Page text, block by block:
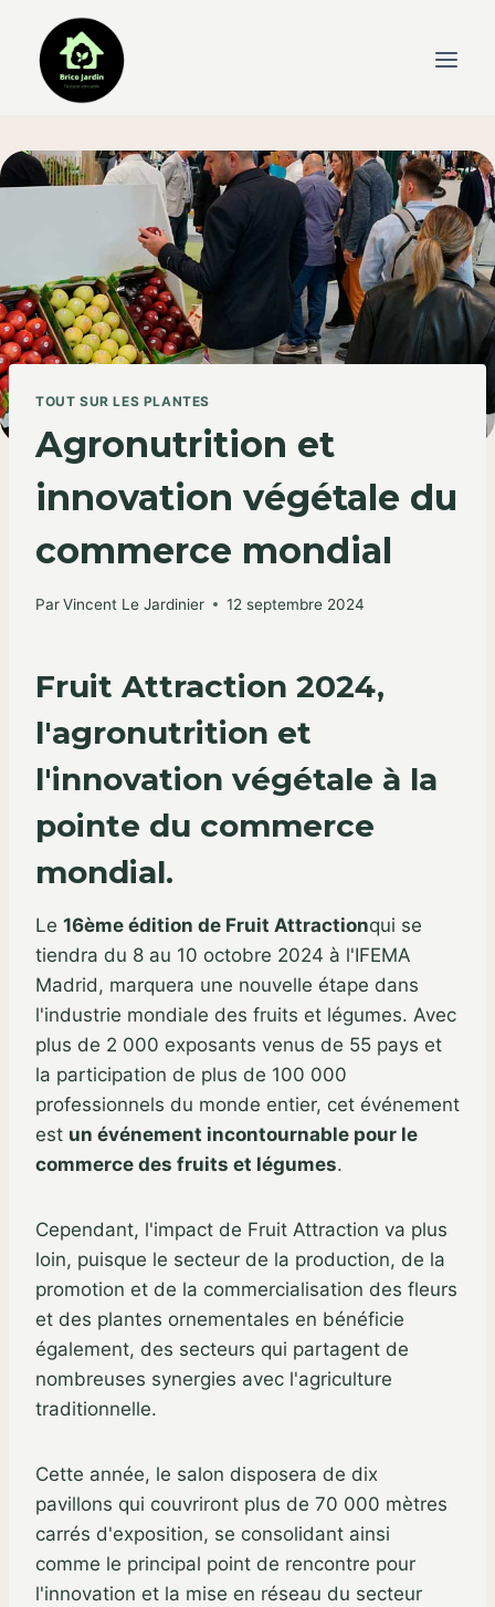
content
TOUT SUR LES PLANTES
Agronutrition et
innovation végétale du
commerce mondial
ParVincent Le Jardinier 12 septembre 2024
Fruit Attraction 2024,
l'agronutrition et
l'innovation végétale à la
pointe du commerce
mondial.
Le 16ème édition de Fruit Attractionqui se
tiendra du 8 au 10 octobre 2024 à l'IFEMA
Madrid, marquera une nouvelle étape dans
l'industrie mondiale des fruits et légumes. Avec
plus de 2 000 exposants venus de 55 pays et
la participation de plus de 100 000
professionnels du monde entier, cet événement
est un événement incontournable pour le
commerce des fruits et légumes.
Cependant, l'impact de Fruit Attraction va plus
loin, puisque le secteur de la production, de la
promotion et de la commercialisation des fleurs
et des plantes ornementales en bénéficie
également, des secteurs qui partagent de
nombreuses synergies avec l'agriculture
traditionnelle.
Cette année, le salon disposera de dix
pavillons qui couvriront plus de 70 000 mètres
carrés d'exposition, se consolidant ainsi
comme le principal point de rencontre pour
l'innovation et la mise en réseau du secteur